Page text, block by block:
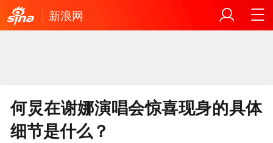
新浪网
何炅在谢娜演唱会惊喜现身的具体
细节是什么？